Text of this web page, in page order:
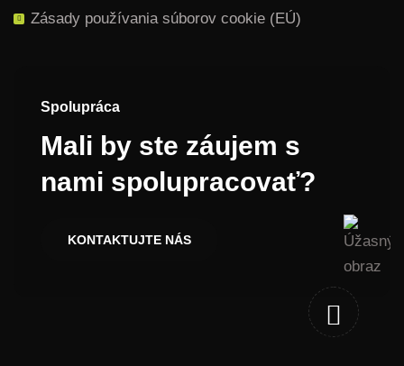
Zásady používania súborov cookie (EÚ)
Spolupráca
Mali by ste záujem s
nami spolupracovať?
KONTAKTUJTE NÁS